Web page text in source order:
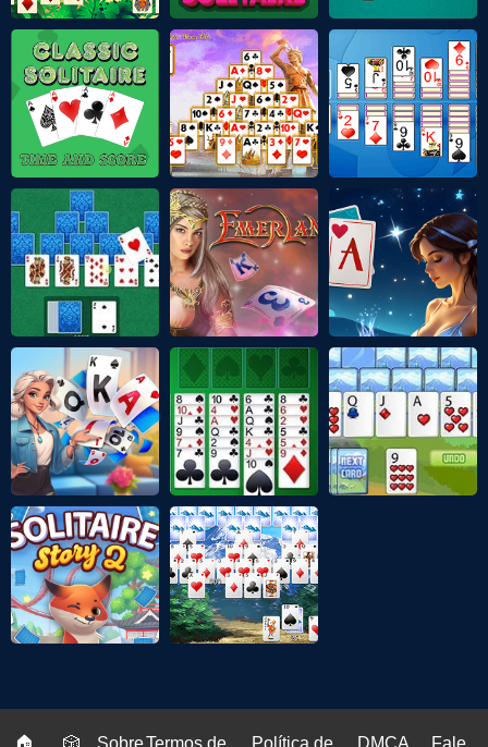
🏠 🎲 SobreTermos de Política de DMCA Fale